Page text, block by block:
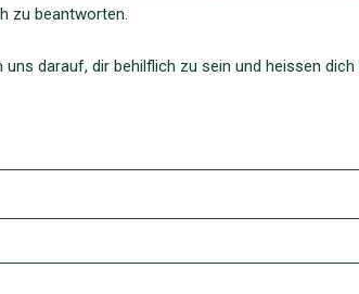
zu beantworten.
uns darauf, dir behilflich zu sein und heissen